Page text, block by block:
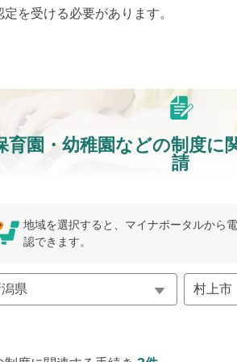
定を受ける必要があります。
育園・幼稚園などの制度に
請
地域を選択すると、マイナポータルから
認できます。